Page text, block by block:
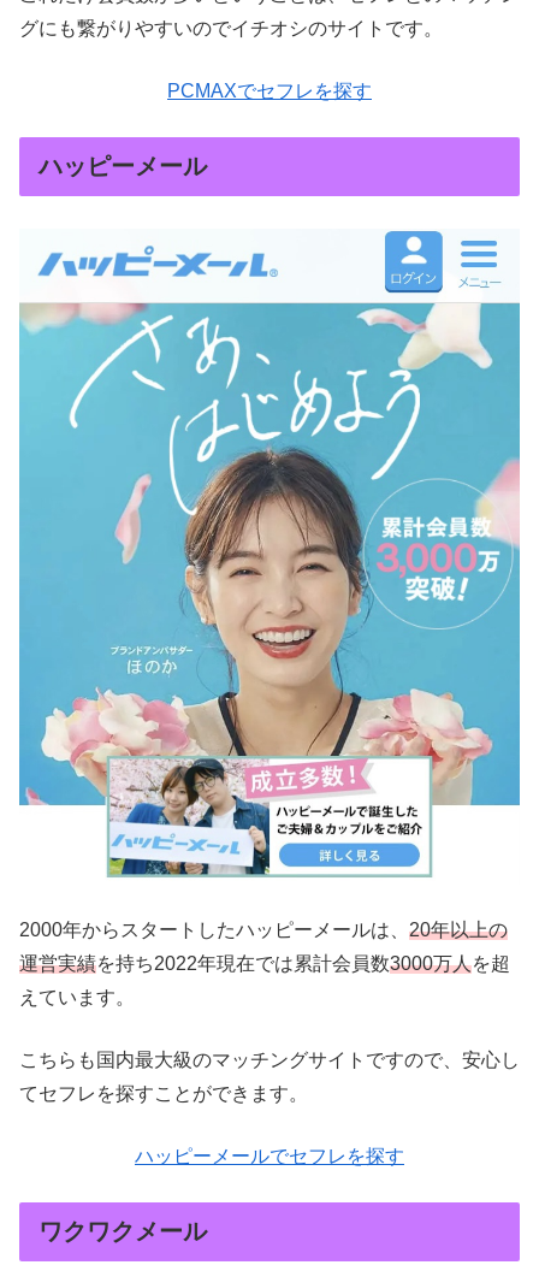
グにも繋がりやすいのでイチオシのサイトです。
PCMAXでセフレを探す
ハッピーメール
2000年からスタートしたハッピーメールは、 20年以上の
運営実績を持ち2022年現在では累計会員数3000万人を超
えています。
こちらも国内最大級のマッチングサイトですので、安心し
てセフレを探すことができます。
ハッピーメールでセフレを探す
ワクワクメール